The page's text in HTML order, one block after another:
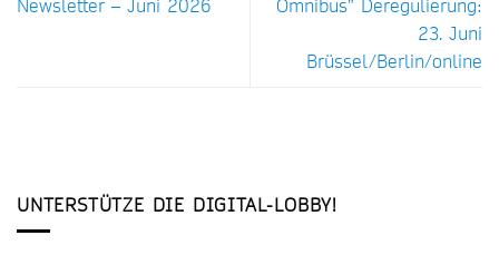
23. Juni
Brüssel/Berlin/online
UNTERSTÜTZE DIE DIGITAL-LOBBY!